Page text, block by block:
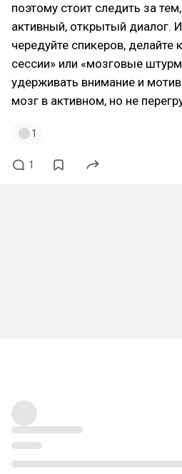
поэтому стоит следить за
активный, открытый диалог.
чередуйте спикеров, делайте
сессии» или «мозговые
удерживать внимание и
мозг в активном, но не
1
1